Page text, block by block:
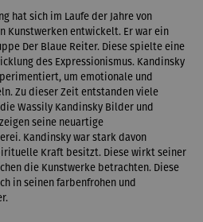
hat sich im Laufe der Jahre von
Kunstwerken entwickelt. Er war ein
Der Blaue Reiter. Diese spielte eine
des Expressionismus. Kandinsky
um emotionale und
Zu dieser Zeit entstanden viele
Wassily Kandinsky Bilder und
seine neuartige
Kandinsky war stark davon
Kraft besitzt. Diese wirkt seiner
die Kunstwerke betrachten. Diese
in seinen farbenfrohen und